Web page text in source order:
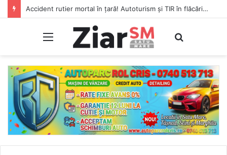
Accident rutier mortal în țară! Autoturism și TIR în flăcări, șofer carbonizat!
Meniu